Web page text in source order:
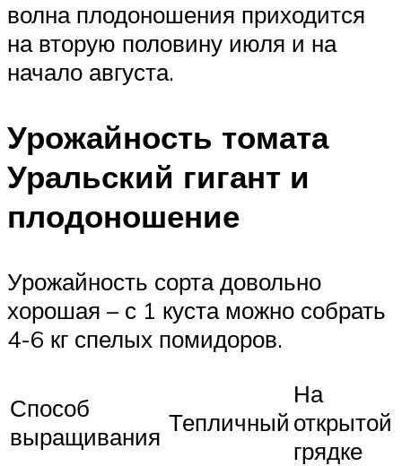
волна плодоношения приходится
на вторую половину июля и на
начало августа.
Урожайность томата
Уральский гигант и
плодоношение
Урожайность сорта довольно
хорошая – с 1 куста можно собрать
4-6 кг спелых помидоров.
Способ
выращивания Тепличный
На
открытой
грядке